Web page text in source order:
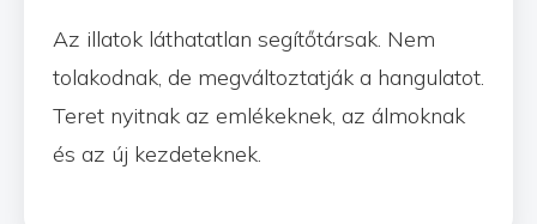
Az illatok láthatatlan segítőtársak. Nem
tolakodnak, de megváltoztatják a hangulatot.
Teret nyitnak az emlékeknek, az álmoknak
és az új kezdeteknek.